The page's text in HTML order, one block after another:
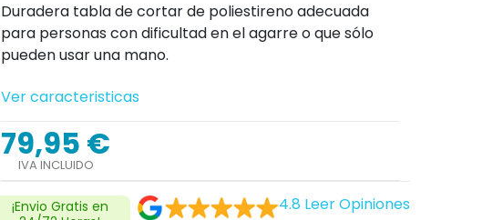
Duradera tabla de cortar de poliestireno adecuada
para personas con dificultad en el agarre o que sólo
pueden usar una mano.
Ver caracteristicas
79,95 €
IVA INCLUIDO
¡Envio Gratis en
4.8 Leer Opiniones